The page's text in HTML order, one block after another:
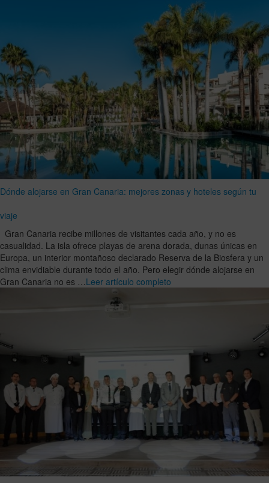
Dónde alojarse en Gran Canaria: mejores zonas y hoteles según tu
viaje
Gran Canaria recibe millones de visitantes cada año, y no es
casualidad. La isla ofrece playas de arena dorada, dunas únicas en
Europa, un interior montañoso declarado Reserva de la Biosfera y un
clima envidiable durante todo el año. Pero elegir dónde alojarse en
Gran Canaria no es …Leer artículo completo